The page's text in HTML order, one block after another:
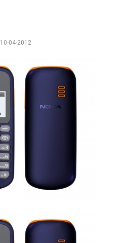
10-04-2012